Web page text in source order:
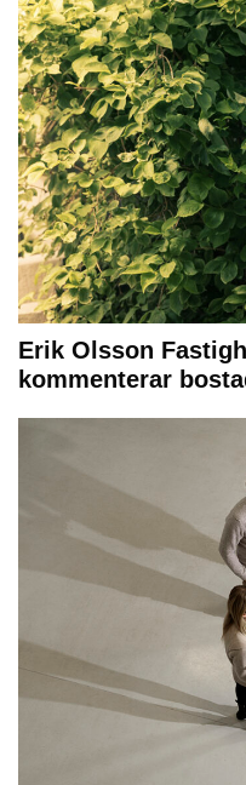
Erik Olsson
kommenterar